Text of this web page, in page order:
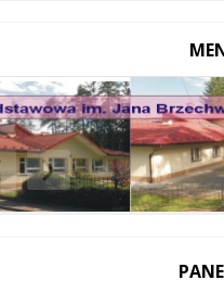
Element
Następny Element